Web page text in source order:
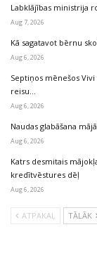
Labklājības ministrija
Aug 7, 2026
Kā sagatavot bērnu
Aug 6, 2026
Septiņos mēnešos
reisu…
Aug 6, 2026
Naudas glabāšana
Aug 6, 2026
Katrs desmitais
kredītvēstures dēļ
Aug 6, 2026
ATPAKAĻ TĀLĀK